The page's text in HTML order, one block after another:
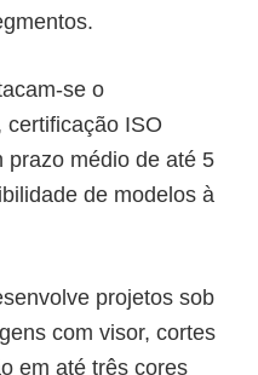
se o
certificação ISO
prazo médio de até 5
de modelos à
projetos sob
com visor, cortes
em até três cores